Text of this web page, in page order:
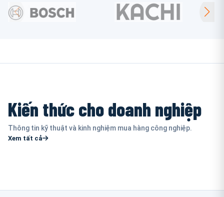
Kiến thức cho doanh nghiệp
Thông tin kỹ thuật và kinh nghiệm mua hàng công nghiệp.
Xem tất cả